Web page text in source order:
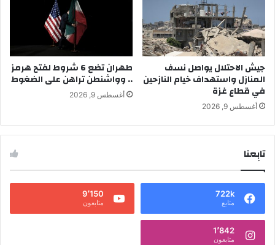
جيش الاحتلال يواصل نسف
المنازل واستهداف خيام النازحين
في قطاع غزة
أغسطس 9, 2026
طهران تضع 6 شروط لفتح هرمز
.. وواشنطن تراهن على الضغوط
أغسطس 9, 2026
تابِعنا
722k
متابع
9٬150
متابعون
1٬842
متابعون